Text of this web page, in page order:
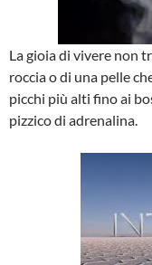
La gioia di vivere non
roccia o di una pelle
picchi più alti fino ai
pizzico di adrenalina.